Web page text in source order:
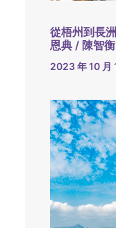
從梧州到長
恩典 / 陳智衡
2023 年 10 月